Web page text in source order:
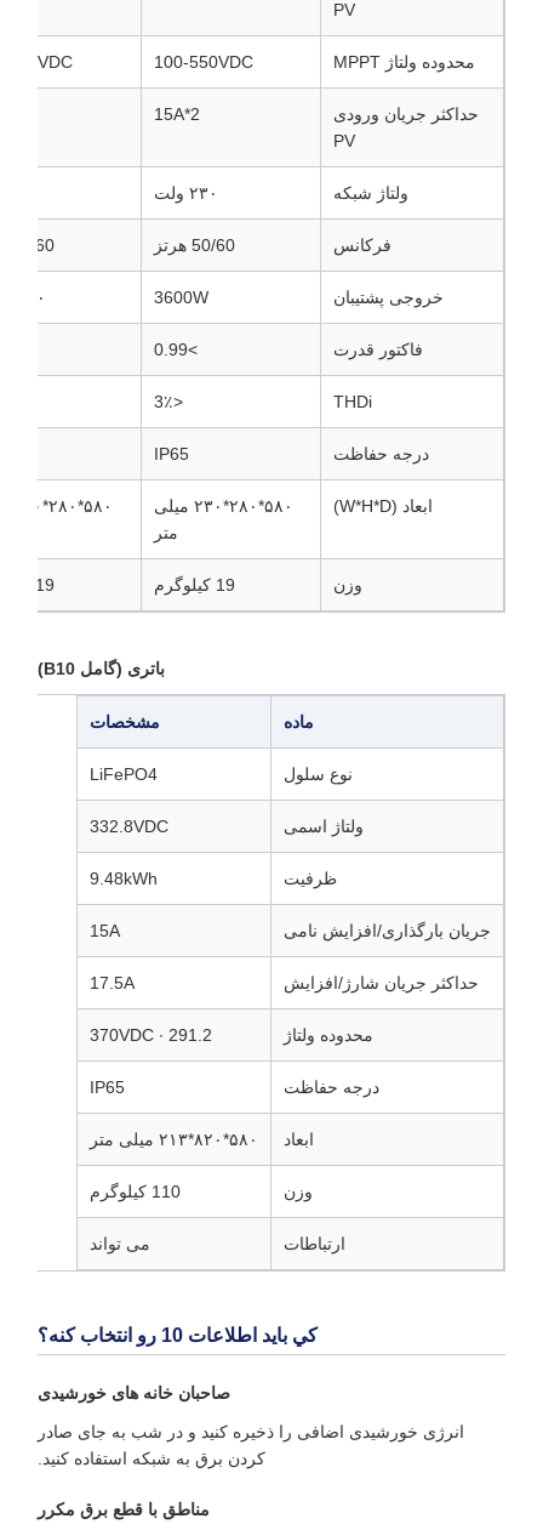
PV
محدوده ولتاژ MPPT 100-550VDC
550VDC
حداکثر جریان ورودی
PV
2*15A
ولتاژ شبکه ۲۳۰ ولت
فرکانس 50/60 هرتز 50/60 هرتز
خروجی پشتیبان 3600W ۵۰۰۰ وات
فاکتور قدرت >0.99
THDi <3٪
درجه حفاظت IP65
ابعاد (W*H*D)
۵۸۰*۲۸۰*۲۳۰ میلی
متر
وزن 19 کیلوگرم 19 کیلوگرم
باتری (گامل B10)
ماده مشخصات
نوع سلول LiFePO4
ولتاژ اسمی 332.8VDC
ظرفیت 9.48kWh
جریان بارگذاری/افزایش نامی 15A
حداکثر جریان شارژ/افزایش 17.5A
محدوده ولتاژ 291.2 ∙ 370VDC
درجه حفاظت IP65
ابعاد ۵۸۰*۸۲۰*۲۱۳ میلی متر
وزن 110 کیلوگرم
ارتباطات می تواند
کي بايد اطلاعات 10 رو انتخاب کنه؟
صاحبان خانه های خورشیدی
انرژی خورشیدی اضافی را ذخیره کنید و در شب به جای صادر
کردن برق به شبکه استفاده کنید.
مناطق با قطع برق مکرر